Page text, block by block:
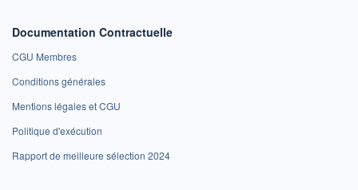
Documentation Contractuelle
CGU Membres
Conditions générales
Mentions légales et CGU
Politique d'exécution
Rapport de meilleure sélection 2024